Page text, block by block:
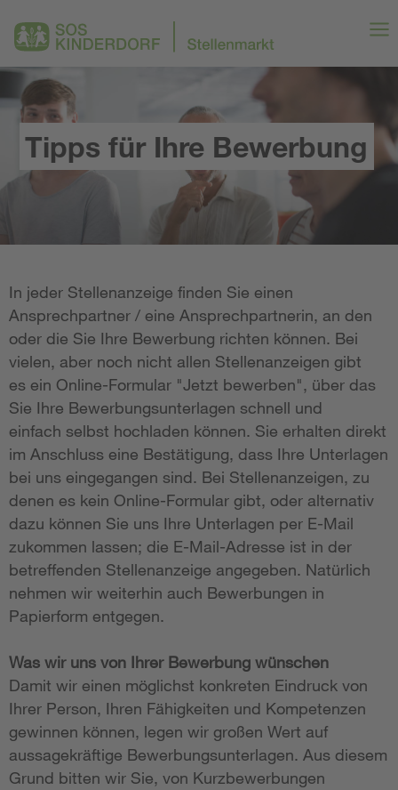
Tipps für Ihre Bewerbung
In jeder Stellenanzeige finden Sie einen
Ansprechpartner / eine Ansprechpartnerin, an den
oder die Sie Ihre Bewerbung richten können. Bei
vielen, aber noch nicht allen Stellenanzeigen gibt
es ein Online-Formular "Jetzt bewerben", über das
Sie Ihre Bewerbungsunterlagen schnell und
einfach selbst hochladen können. Sie erhalten direkt
im Anschluss eine Bestätigung, dass Ihre Unterlagen
bei uns eingegangen sind. Bei Stellenanzeigen, zu
denen es kein Online-Formular gibt, oder alternativ
dazu können Sie uns Ihre Unterlagen per E-Mail
zukommen lassen; die E-Mail-Adresse ist in der
betreffenden Stellenanzeige angegeben. Natürlich
nehmen wir weiterhin auch Bewerbungen in
Papierform entgegen.
Was wir uns von Ihrer Bewerbung wünschen
Damit wir einen möglichst konkreten Eindruck von
Ihrer Person, Ihren Fähigkeiten und Kompetenzen
gewinnen können, legen wir großen Wert auf
aussagekräftige Bewerbungsunterlagen. Aus diesem
Grund bitten wir Sie, von Kurzbewerbungen